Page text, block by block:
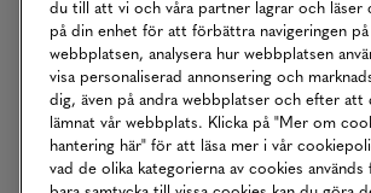
Betalningar online sköts
du till att vi och våra partner lagrar och läser
på din enhet för att förbättra navigeringen på
webbplatsen, analysera hur webbplatsen
visa personaliserad annonsering och
dig, även på andra webbplatser och efter att
lämnat vår webbplats. Klicka på "Mer om
hantering här" för att läsa mer i vår
vad de olika kategorierna av cookies